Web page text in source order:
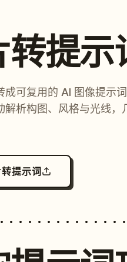
转提示
成可复用的 AI 图像提示
解析构图、风格与光线，
提示词